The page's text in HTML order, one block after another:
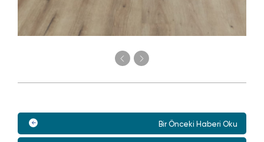
Bir Önceki Haberi Oku